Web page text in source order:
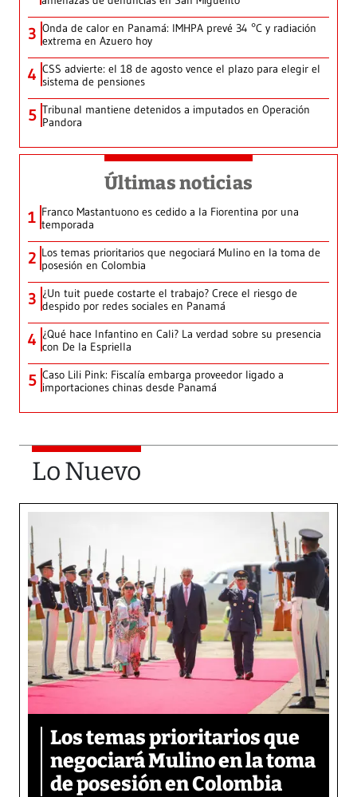
3 Onda de calor en Panamá: IMHPA prevé 34 °C y radiación
extrema en Azuero hoy
4 CSS advierte: el 18 de agosto vence el plazo para elegir el
sistema de pensiones
5 Tribunal mantiene detenidos a imputados en Operación
Pandora
Últimas noticias
1 Franco Mastantuono es cedido a la Fiorentina por una
temporada
2 Los temas prioritarios que negociará Mulino en la toma de
posesión en Colombia
3 ¿Un tuit puede costarte el trabajo? Crece el riesgo de
despido por redes sociales en Panamá
4 ¿Qué hace Infantino en Cali? La verdad sobre su presencia
con De la Espriella
5 Caso Lili Pink: Fiscalía embarga proveedor ligado a
importaciones chinas desde Panamá
Lo Nuevo
Los temas prioritarios que
negociará Mulino en la toma
de posesión en Colombia